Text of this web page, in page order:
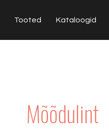
Tooted Kataloogid
Mõõdulint